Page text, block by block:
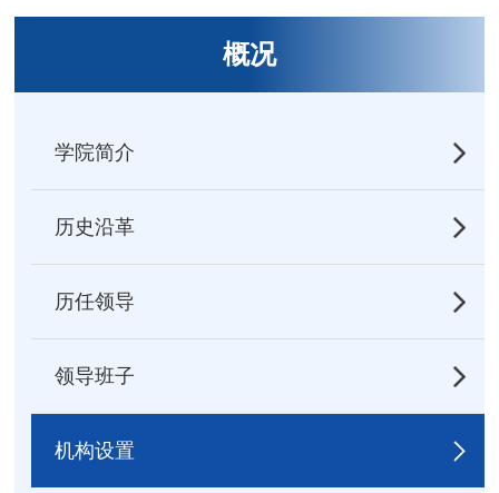
概况
学院简介
历史沿革
历任领导
领导班子
机构设置